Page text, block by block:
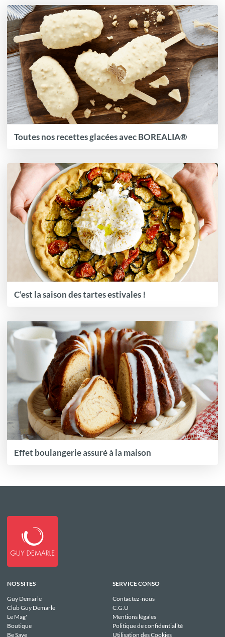
Toutes nos recettes glacées avec BOREALIA®
C’est la saison des tartes estivales !
Effet boulangerie assuré à la maison
NOS SITES
Guy Demarle
Club Guy Demarle
Le Mag'
Boutique
Be Save
SERVICE CONSO
Contactez-nous
C.G.U
Mentions légales
Politique de confidentialité
Utilisation des Cookies